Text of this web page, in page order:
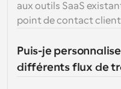
aux outils SaaS
point de contact
Puis-je
différents flux de